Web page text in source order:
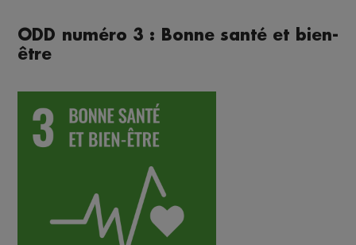
ODD numéro 3 : Bonne santé et bien-
être